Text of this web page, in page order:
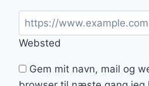
Websted
Gem mit navn, mail og